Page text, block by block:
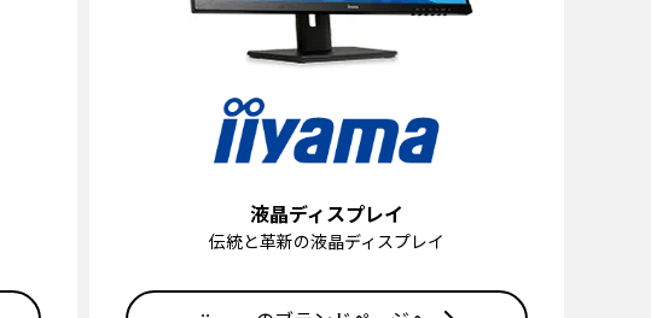
液晶ディスプレイ
伝統と革新の液晶ディスプレイ